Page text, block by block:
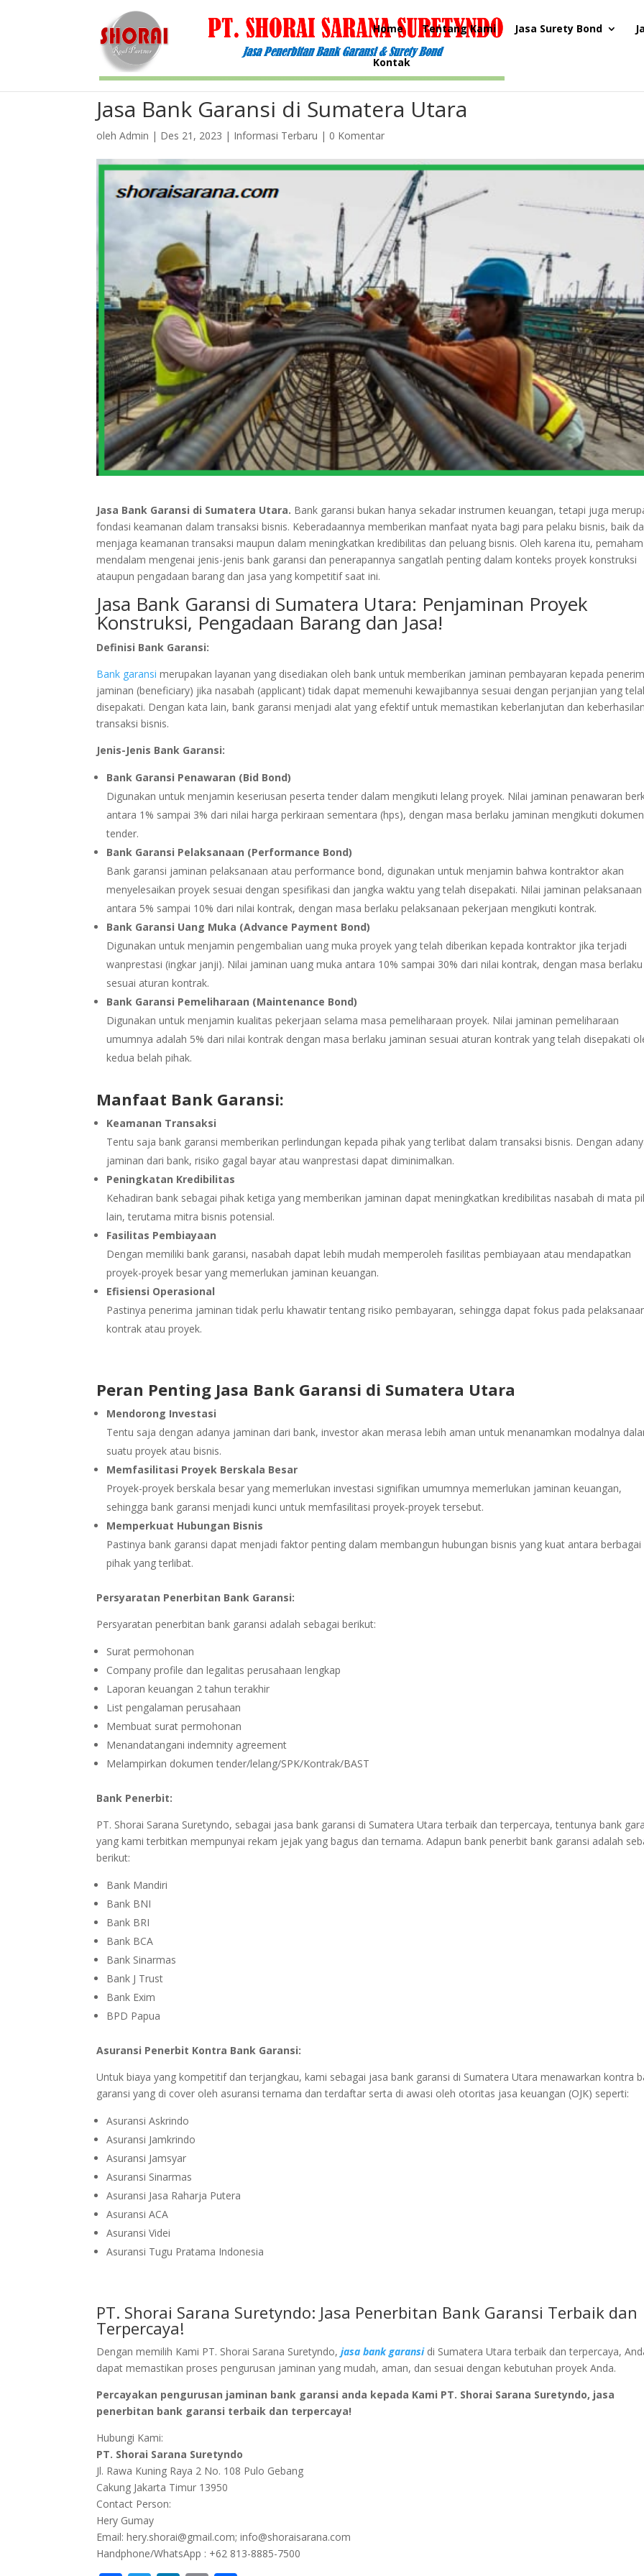
Home Tentang Kami Jasa Surety Bond
Kontak
Jasa Bank Garansi di Sumatera Utara
olehAdmin | Des 21, 2023 | Informasi Terbaru | 0 Komentar
Jasa Bank Garansi di Sumatera Utara. Bank garansi bukan hanya sekadar instrumen keuangan, tetapi juga
fondasi keamanan dalam transaksi bisnis. Keberadaannya memberikan manfaat nyata bagi para pelaku bisnis, baik
menjaga keamanan transaksi maupun dalam meningkatkan kredibilitas dan peluang bisnis. Oleh karena itu,
mendalam mengenai jenis-jenis bank garansi dan penerapannya sangatlah penting dalam konteks proyek konstruksi
ataupun pengadaan barang dan jasa yang kompetitif saat ini.
Jasa Bank Garansi di Sumatera Utara: Penjaminan Proyek
Konstruksi, Pengadaan Barang dan Jasa!
Definisi Bank Garansi:
Bank garansi merupakan layanan yang disediakan oleh bank untuk memberikan jaminan pembayaran kepada
jaminan (beneficiary) jika nasabah (applicant) tidak dapat memenuhi kewajibannya sesuai dengan perjanjian yang
disepakati. Dengan kata lain, bank garansi menjadi alat yang efektif untuk memastikan keberlanjutan dan
transaksi bisnis.
Jenis-Jenis Bank Garansi:
Bank Garansi Penawaran (Bid Bond)
Digunakan untuk menjamin keseriusan peserta tender dalam mengikuti lelang proyek. Nilai jaminan penawaran
antara 1% sampai 3% dari nilai harga perkiraan sementara (hps), dengan masa berlaku jaminan mengikuti dokumen
tender.
Bank Garansi Pelaksanaan (Performance Bond)
Bank garansi jaminan pelaksanaan atau performance bond, digunakan untuk menjamin bahwa kontraktor akan
menyelesaikan proyek sesuai dengan spesifikasi dan jangka waktu yang telah disepakati. Nilai jaminan pelaksanaan
antara 5% sampai 10% dari nilai kontrak, dengan masa berlaku pelaksanaan pekerjaan mengikuti kontrak.
Bank Garansi Uang Muka (Advance Payment Bond)
Digunakan untuk menjamin pengembalian uang muka proyek yang telah diberikan kepada kontraktor jika terjadi
wanprestasi (ingkar janji). Nilai jaminan uang muka antara 10% sampai 30% dari nilai kontrak, dengan masa berlaku
sesuai aturan kontrak.
Bank Garansi Pemeliharaan (Maintenance Bond)
Digunakan untuk menjamin kualitas pekerjaan selama masa pemeliharaan proyek. Nilai jaminan pemeliharaan
umumnya adalah 5% dari nilai kontrak dengan masa berlaku jaminan sesuai aturan kontrak yang telah disepakati
kedua belah pihak.
Manfaat Bank Garansi:
Keamanan Transaksi
Tentu saja bank garansi memberikan perlindungan kepada pihak yang terlibat dalam transaksi bisnis. Dengan
jaminan dari bank, risiko gagal bayar atau wanprestasi dapat diminimalkan.
Peningkatan Kredibilitas
Kehadiran bank sebagai pihak ketiga yang memberikan jaminan dapat meningkatkan kredibilitas nasabah di mata
lain, terutama mitra bisnis potensial.
Fasilitas Pembiayaan
Dengan memiliki bank garansi, nasabah dapat lebih mudah memperoleh fasilitas pembiayaan atau mendapatkan
proyek-proyek besar yang memerlukan jaminan keuangan.
Efisiensi Operasional
Pastinya penerima jaminan tidak perlu khawatir tentang risiko pembayaran, sehingga dapat fokus pada
kontrak atau proyek.
Peran Penting Jasa Bank Garansi di Sumatera Utara
Mendorong Investasi
Tentu saja dengan adanya jaminan dari bank, investor akan merasa lebih aman untuk menanamkan modalnya
suatu proyek atau bisnis.
Memfasilitasi Proyek Berskala Besar
Proyek-proyek berskala besar yang memerlukan investasi signifikan umumnya memerlukan jaminan keuangan,
sehingga bank garansi menjadi kunci untuk memfasilitasi proyek-proyek tersebut.
Memperkuat Hubungan Bisnis
Pastinya bank garansi dapat menjadi faktor penting dalam membangun hubungan bisnis yang kuat antara berbagai
pihak yang terlibat.
Persyaratan Penerbitan Bank Garansi:
Persyaratan penerbitan bank garansi adalah sebagai berikut:
Surat permohonan
Company profile dan legalitas perusahaan lengkap
Laporan keuangan 2 tahun terakhir
List pengalaman perusahaan
Membuat surat permohonan
Menandatangani indemnity agreement
Melampirkan dokumen tender/lelang/SPK/Kontrak/BAST
Bank Penerbit:
PT. Shorai Sarana Suretyndo, sebagai jasa bank garansi di Sumatera Utara terbaik dan terpercaya, tentunya bank
yang kami terbitkan mempunyai rekam jejak yang bagus dan ternama. Adapun bank penerbit bank garansi adalah
berikut:
Bank Mandiri
Bank BNI
Bank BRI
Bank BCA
Bank Sinarmas
Bank J Trust
Bank Exim
BPD Papua
Asuransi Penerbit Kontra Bank Garansi:
Untuk biaya yang kompetitif dan terjangkau, kami sebagai jasa bank garansi di Sumatera Utara menawarkan kontra
garansi yang di cover oleh asuransi ternama dan terdaftar serta di awasi oleh otoritas jasa keuangan (OJK) seperti:
Asuransi Askrindo
Asuransi Jamkrindo
Asuransi Jamsyar
Asuransi Sinarmas
Asuransi Jasa Raharja Putera
Asuransi ACA
Asuransi Videi
Asuransi Tugu Pratama Indonesia
PT. Shorai Sarana Suretyndo: Jasa Penerbitan Bank Garansi Terbaik dan
Terpercaya!
Dengan memilih Kami PT. Shorai Sarana Suretyndo,jasa bank garansidi Sumatera Utara terbaik dan terpercaya,
dapat memastikan proses pengurusan jaminan yang mudah, aman, dan sesuai dengan kebutuhan proyek Anda.
Percayakan pengurusan jaminan bank garansi anda kepada Kami PT. Shorai Sarana Suretyndo, jasa
penerbitan bank garansi terbaik dan terpercaya!
Hubungi Kami:
PT. Shorai Sarana Suretyndo
Jl. Rawa Kuning Raya 2 No. 108 Pulo Gebang
Cakung Jakarta Timur 13950
Contact Person:
Hery Gumay
Email: hery.shorai@gmail.com; info@shoraisarana.com
Handphone/WhatsApp : +62 813-8885-7500